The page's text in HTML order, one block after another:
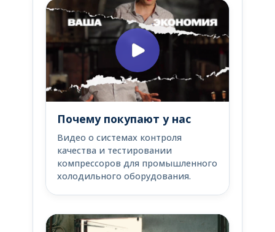
Почему покупают у нас
Видео о системах контроля
качества и тестировании
компрессоров для промышленного
холодильного оборудования.